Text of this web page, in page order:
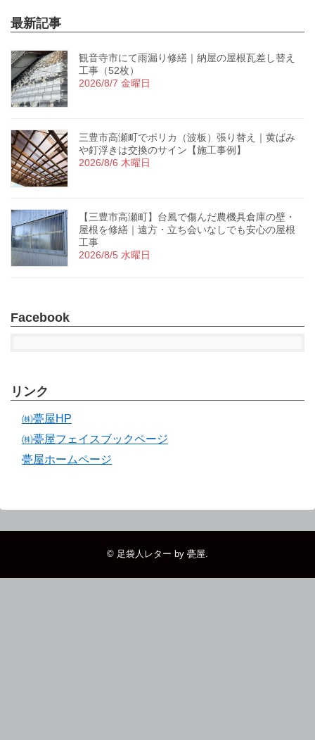
最新記事
観音寺市にて雨漏り修繕｜納屋の屋根瓦差し替え
工事（52枚）
2026/8/7 金曜日
三豊市高瀬町でポリカ（波板）張り替え｜黄ばみ
や釘浮きは交換のサイン【施工事例】
2026/8/6 木曜日
【三豊市高瀬町】台風で傷んだ農機具倉庫の壁・
屋根を修繕｜遠方・立ち会いなしでも安心の屋根
工事
2026/8/5 水曜日
Facebook
リンク
㈱甍屋HP
㈱甍屋フェイスブックページ
甍屋ホームページ
© 足袋人レター by 甍屋